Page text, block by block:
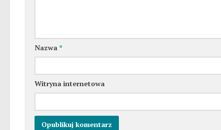
Nazwa *
Witryna internetowa